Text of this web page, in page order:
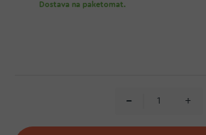
Dostava na paketomat.